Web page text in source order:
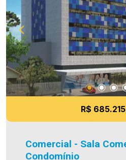
proporciona praticidade e
pacientes e possibilita economia . *
de 41m2 e 60m2 com
Áreas para grandes clínicas * Lojas comerciais
térreas * Estacionamento rotativo * Recepção
para cada consultório * Banheiros nas áreas
comuns Aproveite essa oportunidade! Imobiliária
Ativa, sinta-se em casa!
R$
Comercial - Sala
Condomínio